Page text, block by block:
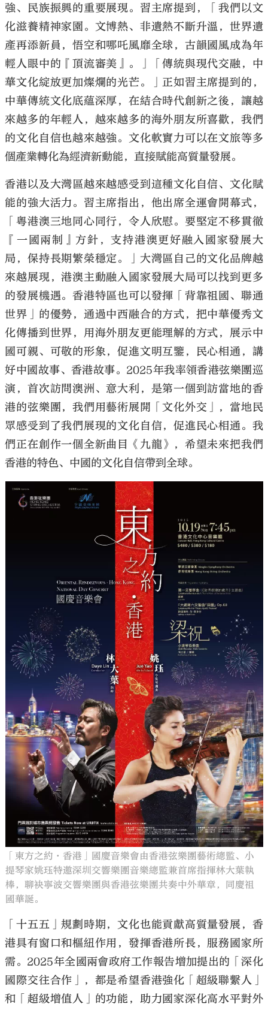
強、民族振興的重要展現。習主席提到，「我們以文
化滋養精神家園。文博熱、非遺熱不斷升溫，世界遺
產再添新員，悟空和哪吒風靡全球，古韻國風成為年
輕人眼中的『頂流審美』。」「傳統與現代交融，中
華文化綻放更加燦爛的光芒。」正如習主席提到的，
中華傳統文化底蘊深厚，在結合時代創新之後，讓越
來越多的年輕人，越來越多的海外朋友所喜歡，我們
的文化自信也越來越強。文化軟實力可以在文旅等多
個產業轉化為經濟新動能，直接賦能高質量發展。
香港以及大灣區越來越感受到這種文化自信、文化賦
能的強大活力。習主席指出，他出席全運會開幕式，
「粵港澳三地同心同行，令人欣慰。要堅定不移貫徹
『一國兩制』方針，支持港澳更好融入國家發展大
局，保持長期繁榮穩定。」大灣區自己的文化品牌越
來越展現，港澳主動融入國家發展大局可以找到更多
的發展機遇。香港特區也可以發揮「背靠祖國、聯通
世界」的優勢，通過中西融合的方式，把中華優秀文
化傳播到世界，用海外朋友更能理解的方式，展示中
國可親、可敬的形象，促進文明互鑒，民心相通，講
好中國故事、香港故事。2025年我率領香港弦樂團巡
演，首次訪問澳洲、意大利，是第一個到訪當地的香
港的弦樂團，我們用藝術展開「文化外交」，當地民
眾感受到了我們展現的文化自信，促進民心相通。我
們正在創作一個全新曲目《九龍》，希望未來把我們
香港的特色、中國的文化自信帶到全球。
「柬方之約·香港」國慶音樂會由香港弦樂團藝術總監、小
提琴家姚珏特邀深圳交響樂團音樂總監兼首席指揮林大葉執
棒，聊袂寧波交響樂團與香港弦樂團共奏中外華章，同慶祖
國華誕。
「十五五」規劃時期，文化也能貢獻高質量發展，香
港具有窗口和樞紐作用，發揮香港所長，服務國家所
需。2025年全國兩會政府工作報告增加提出的「深化
國際交往合作」，都是希望香港強化「超級聯繫人」
和「超級增值人」的功能，助力國家深化高水平對外